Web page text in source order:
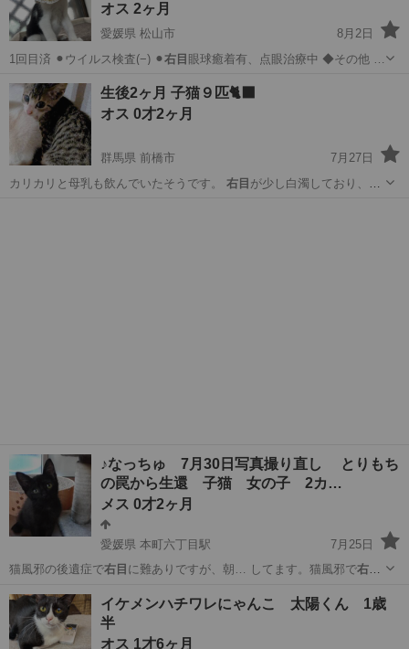
オス 2ヶ月
愛媛県 松山市
8月2日
1回目済 ⚫︎ウイルス検査(−) ⚫︎右目
愛媛 松山市 ボブテイル
生後2ヶ月 子猫９匹🐈‍⬛
オス 0才2ヶ月
群馬県 前橋市
7月27日
カリカリと母乳も飲んでいたそうです。 右目 が少し白濁しており、角
♪なっちゅ 7月30日写真撮り直し とりもち
の罠から生還 子猫 女の子 2カ…
メス 0才2ヶ月
愛媛県 本町六丁目駅
7月25日
猫風邪の後遺症で右目 に難ありですが、朝… してます。猫風邪で右目
愛媛 松山市 キトンブルー
イケメンハチワレにゃんこ 太陽くん 1歳
半
オス 1才6ヶ月